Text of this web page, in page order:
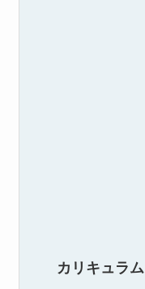
カリキュラム